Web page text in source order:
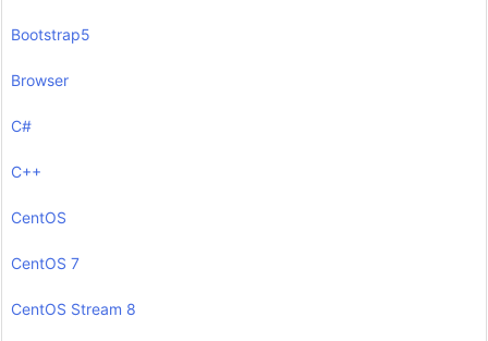
Bootstrap5
Browser
C#
C++
CentOS
CentOS 7
CentOS Stream 8